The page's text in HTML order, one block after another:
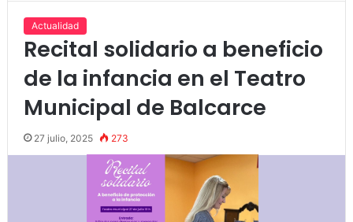
Actualidad
Recital solidario a beneficio
de la infancia en el Teatro
Municipal de Balcarce
27 julio, 2025 273